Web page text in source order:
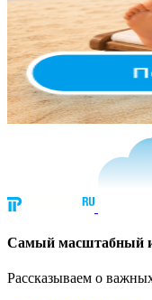
Cамый масштабный
Рассказываем о